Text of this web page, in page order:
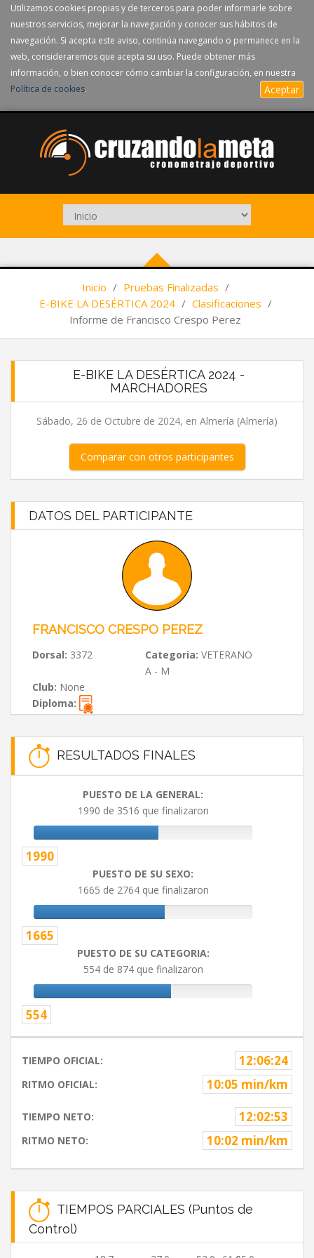
Utilizamos cookies propias y de terceros para poder informarle sobre
nuestros servicios, mejorar la navegación y conocer sus hábitos de
navegación. Si acepta este aviso, continúa navegando o permanece en la
web, consideraremos que acepta su uso. Puede obtener más
información, o bien conocer cómo cambiar la configuración, en nuestra
Política de cookies. Aceptar
Inicio / Pruebas Finalizadas /
E-BIKE LA DESÉRTICA 2024 / Clasificaciones /
Informe de Francisco Crespo Perez
E-BIKE LA DESÉRTICA 2024 -
MARCHADORES
Sábado, 26 de Octubre de 2024, en Almería (Almería)
Comparar con otros participantes
DATOS DEL PARTICIPANTE
FRANCISCO CRESPO PEREZ
Dorsal: 3372 Categoria: VETERANO
A - M
Club: None
Diploma:
RESULTADOS FINALES
PUESTO DE LA GENERAL:
1990 de 3516 que finalizaron
1990
PUESTO DE SU SEXO:
1665 de 2764 que finalizaron
1665
PUESTO DE SU CATEGORIA:
554 de 874 que finalizaron
554
TIEMPO OFICIAL: 12:06:24
RITMO OFICIAL: 10:05 min/km
TIEMPO NETO: 12:02:53
RITMO NETO: 10:02 min/km
TIEMPOS PARCIALES (Puntos de
Control)